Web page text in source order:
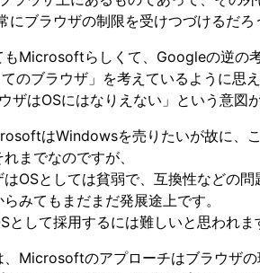
にブラウザの制限を受けつづけるだろ
もMicrosoftらしくて、Googleの逆の
のブラウザ」を考えているように思
ザはOSにはなりえない」という意図
はWindowsを売りたいが故に、
までなのですが、
OSとしては貧弱で、互換性などの問
みてもまだまだ発展途上です。
として採用するには難しいと思われま
、Microsoftのアプローチはブラウザ